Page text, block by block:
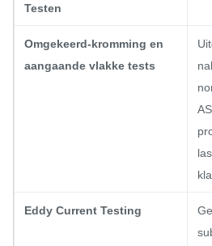
Testen
Omgekeerd-kromming en
aangaande vlakke tests
Eddy Current Testing